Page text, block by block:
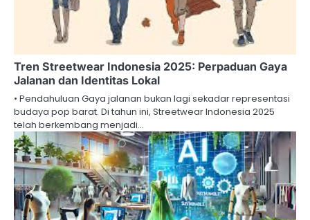
Tren Streetwear Indonesia 2025: Perpaduan Gaya
Jalanan dan Identitas Lokal
• Pendahuluan Gaya jalanan bukan lagi sekadar representasi
budaya pop barat. Di tahun ini, Streetwear Indonesia 2025
telah berkembang menjadi…